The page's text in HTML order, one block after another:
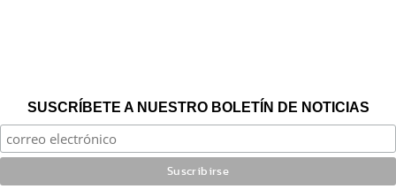
SUSCRÍBETE A NUESTRO BOLETÍN DE NOTICIAS